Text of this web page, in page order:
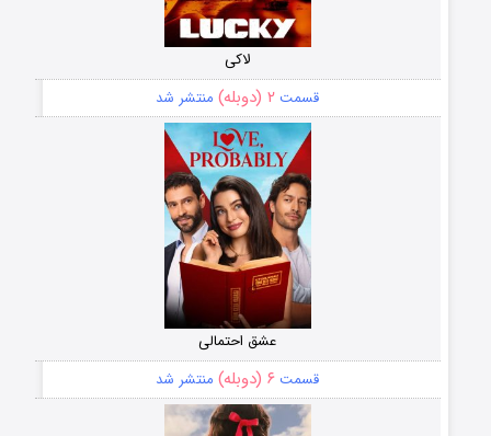
لاکی
قسمت ۲ (دوبله) منتشر شد
عشق احتمالی
قسمت ۶ (دوبله) منتشر شد